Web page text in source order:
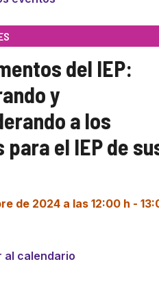
del IEP:
y
a los
para el IEP de
de 2024 a las 12:00 h -
al calendario